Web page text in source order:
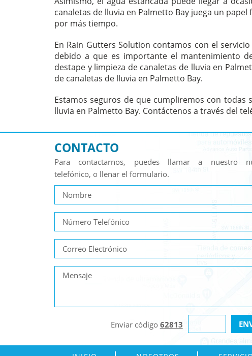
canaletas de lluvia en Palmetto Bay juega un
por más tiempo.
En Rain Gutters Solution contamos con el
debido a que es importante el mantenimiento
destape y limpieza de canaletas de lluvia en
de canaletas de lluvia en Palmetto Bay.
Estamos seguros de que cumpliremos con todas
lluvia en Palmetto Bay. Contáctenos a través del
CONTACTO
Para contactarnos, puedes llamar a nuestro
telefónico, o llenar el formulario.
Enviar código 62813